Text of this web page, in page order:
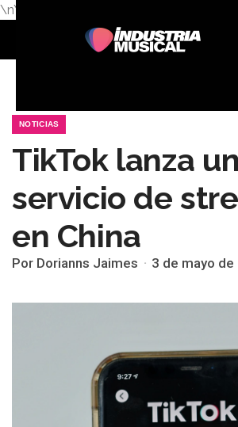
\n\n
NOTICIAS
TikTok lanza
servicio de
en China
Por Dorianns Jaimes 3 de mayo de